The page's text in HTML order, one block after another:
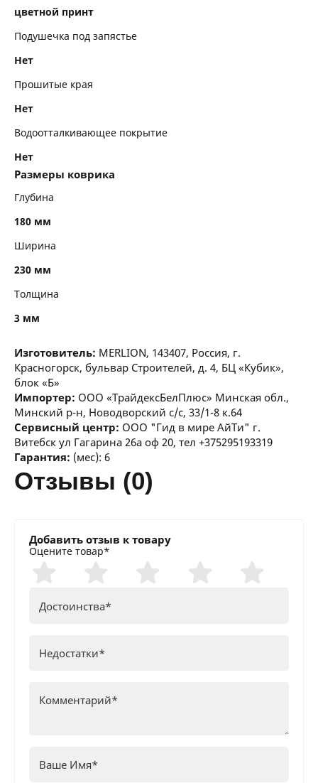
цветной принт
Подушечка под запястье
Нет
Прошитые края
Нет
Водоотталкивающее покрытие
Нет
Размеры коврика
Глубина
180 мм
Ширина
230 мм
Толщина
3 мм
Изготовитель: MERLION, 143407, Россия, г.
Красногорск, бульвар Строителей, д. 4, БЦ «Кубик»,
блок «Б»
Импортер: ООО «ТрайдексБелПлюс» Минская обл.,
Минский р-н, Новодворский с/с, 33/1-8 к.64
Сервисный центр: ООО "Гид в мире АйТи" г.
Витебск ул Гагарина 26а оф 20, тел +375295193319
Гарантия: (мес): 6
отзывы (0)
Добавить отзыв к товару
Оцените товар*